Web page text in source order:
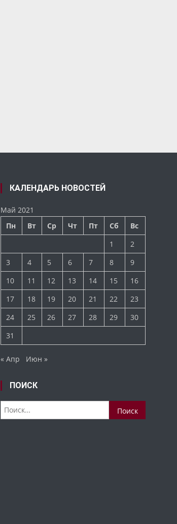
КАЛЕНДАРЬ НОВОСТЕЙ
Май 2021
Пн
Вт Ср Чт Пт Сб
Вс
1
2
3
4 5 6 7 8
9
10
11 12 13 14 15
16
17
18 19 20 21 22
23
24
25 26 27 28 29
30
31
« Апр Июн »
ПОИСК
Найти: